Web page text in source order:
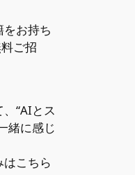
お持ち
ご招
“AIとス
緒に感じ
こちら